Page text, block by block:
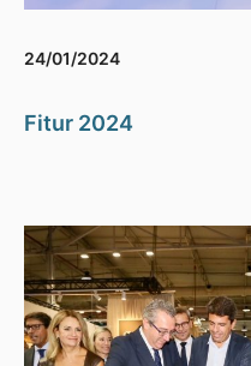
24/01/2024
Fitur 2024